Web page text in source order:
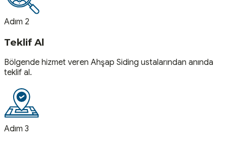
Adım 2
Teklif Al
Bölgende hizmet veren Ahşap Siding ustalarından anında
teklif al.
Adım 3